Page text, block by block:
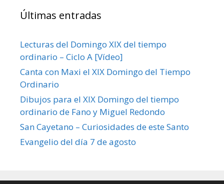
Últimas entradas
Lecturas del Domingo XIX del tiempo
ordinario – Ciclo A [Vídeo]
Canta con Maxi el XIX Domingo del Tiempo
Ordinario
Dibujos para el XIX Domingo del tiempo
ordinario de Fano y Miguel Redondo
San Cayetano – Curiosidades de este Santo
Evangelio del día 7 de agosto